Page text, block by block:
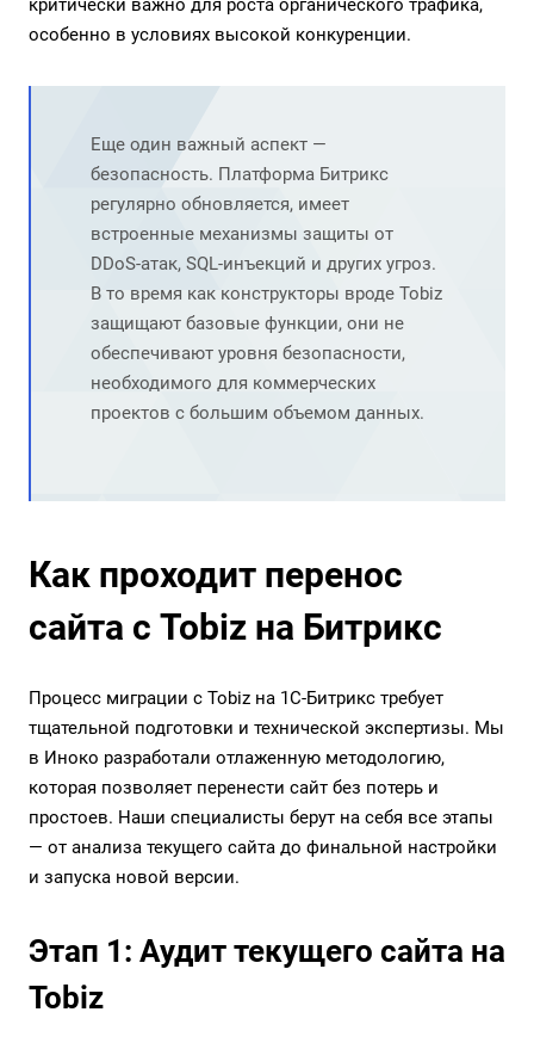
критически важно для роста органического трафика,
особенно в условиях высокой конкуренции.
Еще один важный аспект —
безопасность. Платформа Битрикс
регулярно обновляется, имеет
встроенные механизмы защиты от
DDoS-атак, SQL-инъекций и других угроз.
В то время как конструкторы вроде Tobiz
защищают базовые функции, они не
обеспечивают уровня безопасности,
необходимого для коммерческих
проектов с большим объемом данных.
Как проходит перенос
сайта с Tobiz на Битрикс
Процесс миграции с Tobiz на 1С-Битрикс требует
тщательной подготовки и технической экспертизы. Мы
в Иноко разработали отлаженную методологию,
которая позволяет перенести сайт без потерь и
простоев. Наши специалисты берут на себя все этапы
— от анализа текущего сайта до финальной настройки
и запуска новой версии.
Этап 1: Аудит текущего сайта на
Tobiz